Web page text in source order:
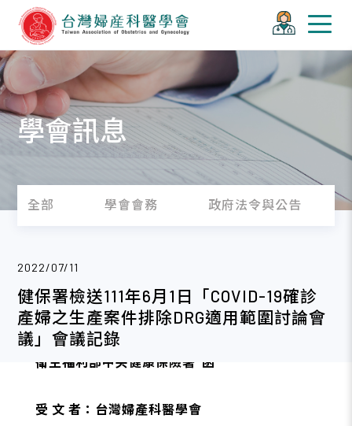
學會訊息
全部 學會會務 政府法令與公告
2022/07/11
健保署檢送111年6月1日「COVID-19確診
產婦之生產案件排除DRG適用範圍討論會
議」會議記錄
衛生福利部中央健康保險署 函
受 文 者：台灣婦產科醫學會